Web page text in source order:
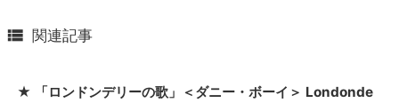
 関連記事
★ 「ロンドンデリーの歌」＜ダニー・ボーイ＞ Londonde